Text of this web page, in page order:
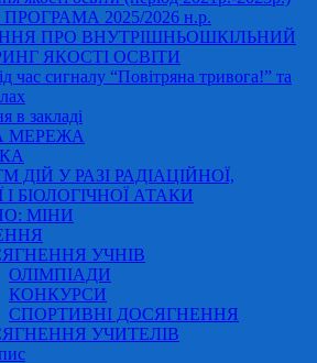
2025/2026 н.р.
ПРО ВНУТРІШНЬОШКІЛЬНИЙ
ЯКОСТІ ОСВІТИ
час сигналу “Повітряна тривога!” та
в закладі
МЕРЕЖА
ДІЙ У РАЗІ РАДІАЦІЙНОЇ,
І БІОЛОГІЧНОЇ АТАКИ
МІНИ
УЧНІВ
ОЛІМПІАДИ
КОНКУРСИ
СПОРТИВНІ ДОСЯГНЕННЯ
УЧИТЕЛІВ